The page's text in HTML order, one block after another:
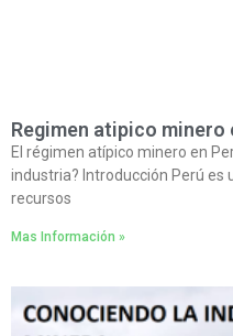
Regimen atipico minero
El régimen atípico minero en
industria? Introducción Perú es
recursos
Mas Información »